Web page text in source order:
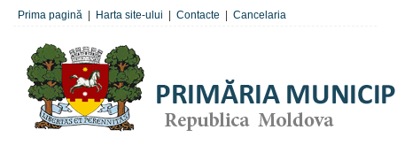
Prima pagină Harta site-ului Contacte Cancelaria